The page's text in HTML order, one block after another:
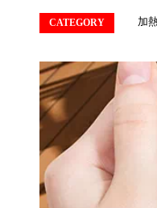
CATEGORY 加